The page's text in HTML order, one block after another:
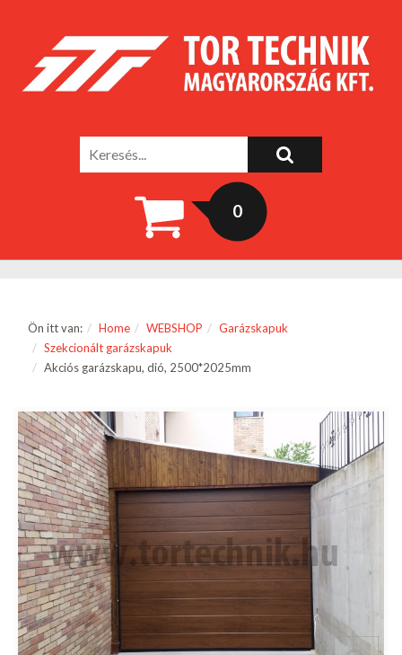
0
Ön itt van: Home WEBSHOP
Garázskapuk
Szekcionált garázskapuk
Akciós garázskapu, dió, 2500*2025mm